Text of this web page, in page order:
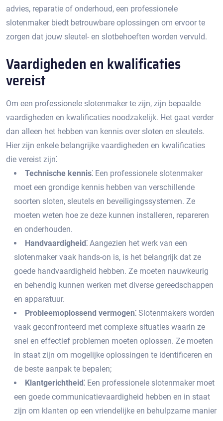
advies, reparatie of onderhoud, een professionele
slotenmaker biedt betrouwbare oplossingen om ervoor te
zorgen dat jouw sleutel- en slotbehoeften worden vervuld.​
Vaardigheden en kwalificaties
vereist
Om een professionele slotenmaker te zijn, zijn bepaalde
vaardigheden en kwalificaties noodzakelijk. Het gaat verder
dan alleen het hebben van kennis over sloten en sleutels.​
Hier zijn enkele belangrijke vaardigheden en kwalificaties
die vereist zijn⁚
Technische kennis⁚ Een professionele slotenmaker
moet een grondige kennis hebben van verschillende
soorten sloten, sleutels en beveiligingssystemen.​ Ze
moeten weten hoe ze deze kunnen installeren, repareren
en onderhouden.​
Handvaardigheid⁚ Aangezien het werk van een
slotenmaker vaak hands-on is, is het belangrijk dat ze
goede handvaardigheid hebben.​ Ze moeten nauwkeurig
en behendig kunnen werken met diverse gereedschappen
en apparatuur.
Probleemoplossend vermogen⁚ Slotenmakers worden
vaak geconfronteerd met complexe situaties waarin ze
snel en effectief problemen moeten oplossen.​ Ze moeten
in staat zijn om mogelijke oplossingen te identificeren en
de beste aanpak te bepalen;
Klantgerichtheid⁚ Een professionele slotenmaker moet
een goede communicatievaardigheid hebben en in staat
zijn om klanten op een vriendelijke en behulpzame manier